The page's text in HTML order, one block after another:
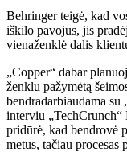
Behringer teigė, kad
iškilo pavojus, jis
vienaženklė dalis
„Copper“ dabar
ženklu pažymėtą
bendradarbiaudama
interviu „TechCrunch“
pridūrė, kad bendrovė
metus, tačiau procesas